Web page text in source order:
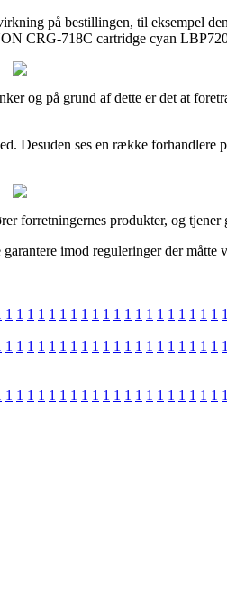
på bestillingen, til eksempel
CRG-718C cartridge cyan
og på grund af dette er det at
ses en række forhandlere
forretningernes produkter, og
imod reguleringer der måtte
1 1 1 1 1 1 1 1 1 1 1 1 1 1 1 1 1 1 1 1 1
1 1 1 1 1 1 1 1 1 1 1 1 1 1 1 1 1 1 1 1 1
1 1 1 1 1 1 1 1 1 1 1 1 1 1 1 1 1 1 1 1 1